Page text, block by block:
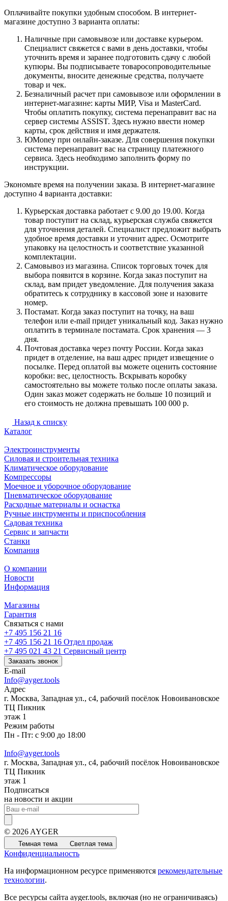
Оплачивайте покупки удобным способом. В интернет-
магазине доступно 3 варианта оплаты:
Наличные при самовывозе или доставке курьером.
Специалист свяжется с вами в день доставки, чтобы
уточнить время и заранее подготовить сдачу с любой
купюры. Вы подписываете товаросопроводительные
документы, вносите денежные средства, получаете
товар и чек.
Безналичный расчет при самовывозе или оформлении в
интернет-магазине: карты МИР, Visa и MasterCard.
Чтобы оплатить покупку, система перенаправит вас на
сервер системы ASSIST. Здесь нужно ввести номер
карты, срок действия и имя держателя.
ЮMoney при онлайн-заказе. Для совершения покупки
система перенаправит вас на страницу платежного
сервиса. Здесь необходимо заполнить форму по
инструкции.
Экономьте время на получении заказа. В интернет-магазине
доступно 4 варианта доставки:
Курьерская доставка работает с 9.00 до 19.00. Когда
товар поступит на склад, курьерская служба свяжется
для уточнения деталей. Специалист предложит выбрать
удобное время доставки и уточнит адрес. Осмотрите
упаковку на целостность и соответствие указанной
комплектации.
Самовывоз из магазина. Список торговых точек для
выбора появится в корзине. Когда заказ поступит на
склад, вам придет уведомление. Для получения заказа
обратитесь к сотруднику в кассовой зоне и назовите
номер.
Постамат. Когда заказ поступит на точку, на ваш
телефон или e-mail придет уникальный код. Заказ нужно
оплатить в терминале постамата. Срок хранения — 3
дня.
Почтовая доставка через почту России. Когда заказ
придет в отделение, на ваш адрес придет извещение о
посылке. Перед оплатой вы можете оценить состояние
коробки: вес, целостность. Вскрывать коробку
самостоятельно вы можете только после оплаты заказа.
Один заказ может содержать не больше 10 позиций и
его стоимость не должна превышать 100 000 р.
Назад к списку
Каталог
Электроинструменты
Силовая и строительная техника
Климатическое оборудование
Компрессоры
Моечное и уборочное оборудование
Пневматическое оборудование
Расходные материалы и оснастка
Ручные инструменты и приспособления
Садовая техника
Сервис и запчасти
Станки
Компания
О компании
Новости
Информация
Магазины
Гарантия
Связаться с нами
+7 495 156 21 16
+7 495 156 21 16 Отдел продаж
+7 495 021 43 21 Cервисный центр
Заказать звонок
E-mail
Info@ayger.tools
Адрес
г. Москва, Западная ул., с4, рабочий посёлок Новоивановское
ТЦ Пикник
этаж 1
Режим работы
Пн - Пт: с 9:00 до 18:00
Info@ayger.tools
г. Москва, Западная ул., с4, рабочий посёлок Новоивановское
ТЦ Пикник
этаж 1
Подписаться
на новости и акции
© 2026 AYGER
Темная тема Светлая тема
Конфиденциальность
На информационном ресурсе применяются рекомендательные
технологии.
Все ресурсы сайта ayger.tools, включая (но не ограничиваясь)